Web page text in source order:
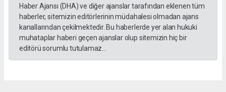
Haber Ajansı (DHA) ve diğer ajanslar tarafından eklenen tüm
haberler, sitemizin editörlerinin müdahalesi olmadan ajans
kanallarından çekilmektedir. Bu haberlerde yer alan hukuki
muhataplar haberi geçen ajanslar olup sitemizin hiç bir
editörü sorumlu tutulamaz...